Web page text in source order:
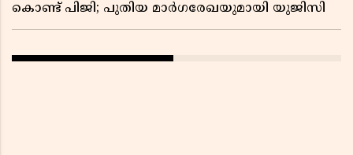
കൊണ്ട് പിജി; പുതിയ മാർഗരേഖയുമായി യുജിസി